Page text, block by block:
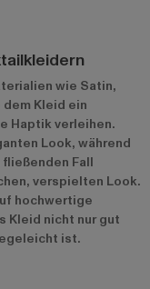
wie Satin,
Kleid ein
Haptik verleihen.
Look, während
Fall
verspielten Look.
hochwertige
Kleid nicht nur gut
ist.